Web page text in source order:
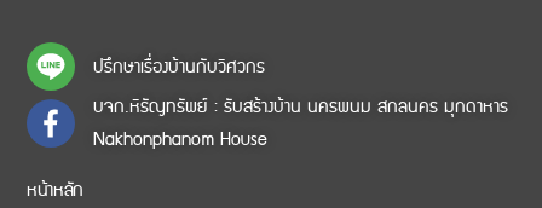
ปรึกษาเรื่องบ้านกับวิศวกร
บจก.หิรัญทรัพย์ : รับสร้างบ้าน นครพนม สกลนคร มุกดาหาร
Nakhonphanom House
หน้าหลัก